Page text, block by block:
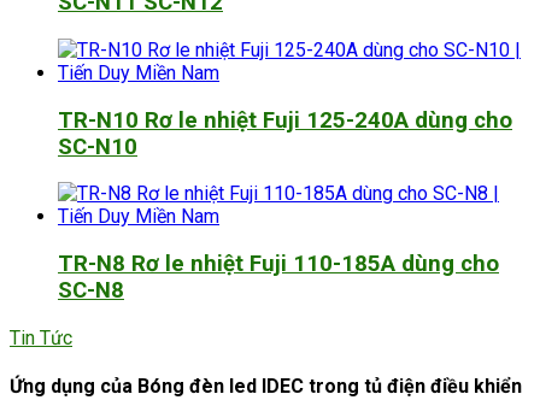
TR-N10 Rơ le nhiệt Fuji 125-240A dùng cho
SC-N10
TR-N8 Rơ le nhiệt Fuji 110-185A dùng cho
SC-N8
Tin Tức
Ứng dụng của Bóng đèn led IDEC trong tủ điện điều khiển